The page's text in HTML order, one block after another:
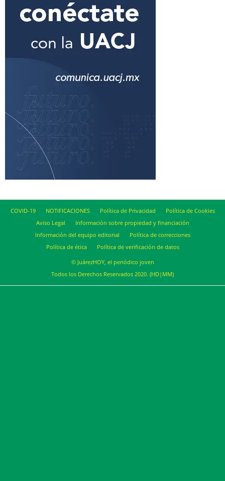
COVID-19 NOTIFICACIONES Política de Privacidad
Política de Cookies
Aviso Legal
Información sobre propiedad y financiación
Información del equipo editorial
Política de correcciones
Política de ética
Política de verificación de datos
© JuárezHOY, el periódico joven
Todos los Derechos Reservados 2020. (HD|MM)